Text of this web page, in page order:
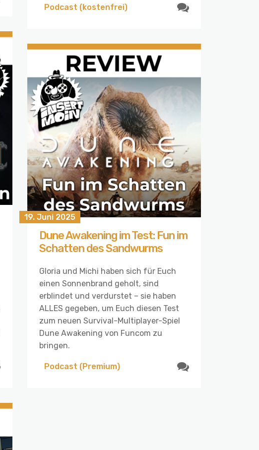
Podcast (kostenfrei)
19. Juni 2025
Dune Awakening im Test: Fun im
Schatten des Sandwurms
Gloria und Michi haben sich für Euch
einen Sonnenbrand geholt, sind
erblindet und verdurstet – sie haben
ALLES gegeben, um Euch diesen Test
zum neuen Survival-Multiplayer-Spiel
Dune Awakening von Funcom zu
bringen.
Podcast (Premium)